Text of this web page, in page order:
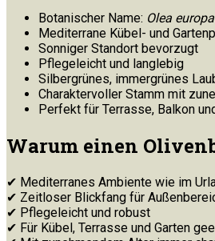
Botanischer Name: Olea
Mediterrane Kübel- und
Sonniger Standort bevorzugt
Pflegeleicht und langlebig
Silbergrünes, immergrünes
Charaktervoller Stamm mit
Perfekt für Terrasse, Balkon
Warum einen
✔ Mediterranes Ambiente wie im
✔ Zeitloser Blickfang für
✔ Pflegeleicht und robust
✔ Für Kübel, Terrasse und Garten